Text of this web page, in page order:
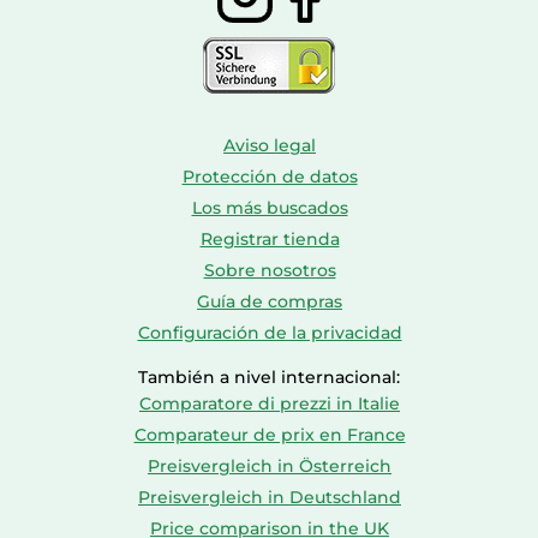
Aviso legal
Protección de datos
Los más buscados
Registrar tienda
Sobre nosotros
Guía de compras
Configuración de la privacidad
También a nivel internacional:
Comparatore di prezzi in Italie
Comparateur de prix en France
Preisvergleich in Österreich
Preisvergleich in Deutschland
Price comparison in the UK